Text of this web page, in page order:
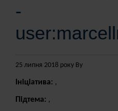
-
25 липня 2018 року By
Ініціатива: ,
Підтема: ,